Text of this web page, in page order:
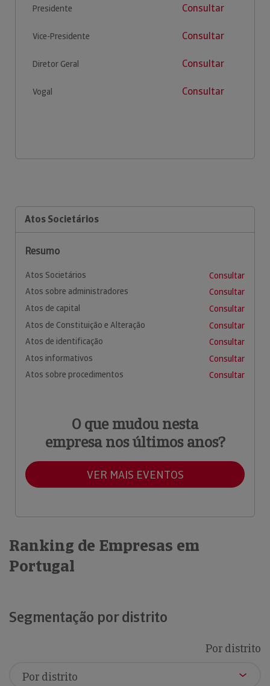
Presidente Consultar
Vice-Presidente Consultar
Diretor Geral Consultar
Vogal Consultar
Atos Societários
Resumo
Atos Societários
Consultar
Atos sobre administradores
Consultar
Atos de capital
Consultar
Atos de Constituição e Alteração
Consultar
Atos de identificação
Consultar
Atos informativos
Consultar
Atos sobre procedimentos
Consultar
O que mudou nesta
empresa nos últimos anos?
VER MAIS EVENTOS
Ranking de Empresas em
Portugal
Segmentação por distrito
Por distrito